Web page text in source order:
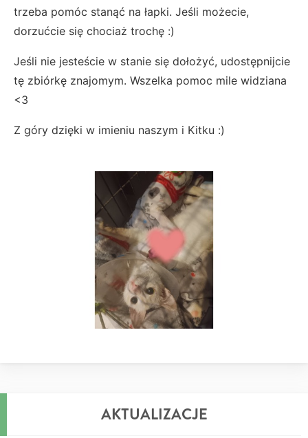
trzeba pomóc stanąć na łapki. Jeśli możecie,
dorzućcie się chociaż trochę :)
Jeśli nie jesteście w stanie się dołożyć, udostępnijcie
tę zbiórkę znajomym. Wszelka pomoc mile widziana
<3
Z góry dzięki w imieniu naszym i Kitku :)
AKTUALIZACJE